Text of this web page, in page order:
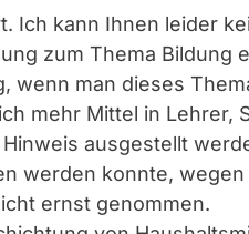
Ich kann Ihnen leider
zum Thema Bildung
wenn man dieses
mehr Mittel in Lehrer,
ausgestellt
werden konnte,
ernst genommen.